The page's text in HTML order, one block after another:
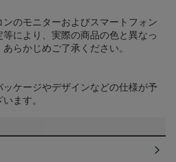
のモニターおよびスマートフォン
により、実際の商品の色と異なっ
らかじめご了承ください。
ケージやデザインなどの仕様が予
ます。